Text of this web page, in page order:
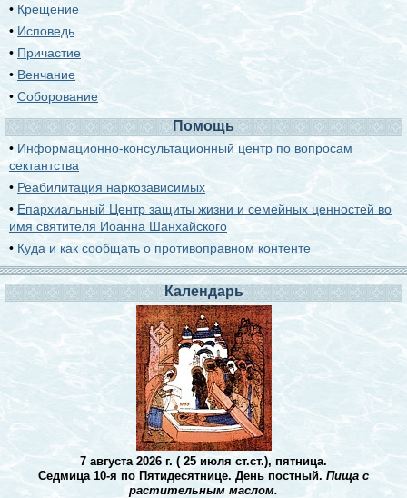
• Крещение
• Исповедь
• Причастие
• Венчание
•Соборование
Помощь
• Информационно-консультационный центр по вопросам
сектантства
• Реабилитация наркозависимых
• Епархиальный Центр защиты жизни и семейных ценностей во
имя святителя Иоанна Шанхайского
• Куда и как сообщать о противоправном контенте
Календарь
7 августа 2026 г. ( 25 июля ст.ст.), пятница.
Седмица 10-я по Пятидесятнице. День постный. Пища с
растительным маслом.